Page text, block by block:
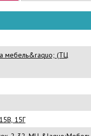
мебель&raquo; (ТЦ
15Г